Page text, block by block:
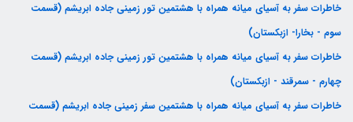
خاطرات سفر به آسیای میانه همراه با هشتمین تور زمینی جاده ابریشم (قسمت
سوم - بخارا- ازبکستان)
خاطرات سفر به آسیای میانه همراه با هشتمین تور زمینی جاده ابریشم (قسمت
چهارم - سمرقند - ازبکستان)
خاطرات سفر به آسیای میانه همراه با هشتمین سفر زمینی جاده ابریشم (قسمت